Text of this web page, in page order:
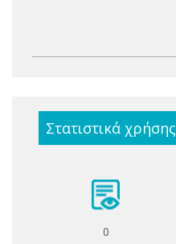
Στατιστικά χρήσης
0